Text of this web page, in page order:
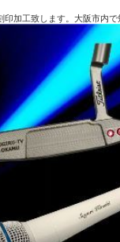
加工致します。大阪市内